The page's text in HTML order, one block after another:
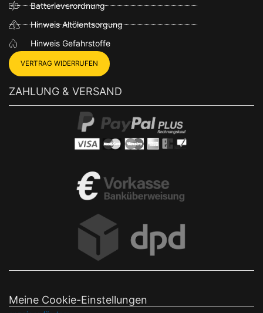
Batterieverordnung
Hinweis Altölentsorgung
Hinweis Gefahrstoffe
VERTRAG WIDERRUFEN
ZAHLUNG & VERSAND
Meine Cookie-Einstellungen